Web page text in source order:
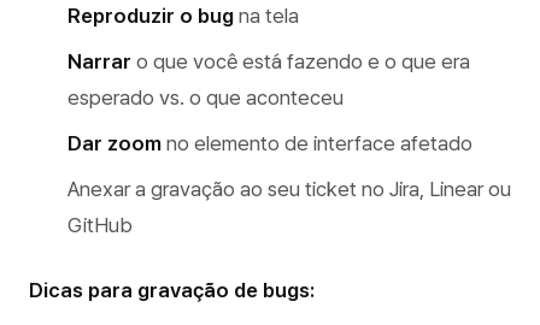
Reproduzir o bug na tela
Narrar o que você está fazendo e o que era
esperado vs. o que aconteceu
Dar zoom no elemento de interface afetado
Anexar a gravação ao seu ticket no Jira, Linear ou
GitHub
Dicas para gravação de bugs: